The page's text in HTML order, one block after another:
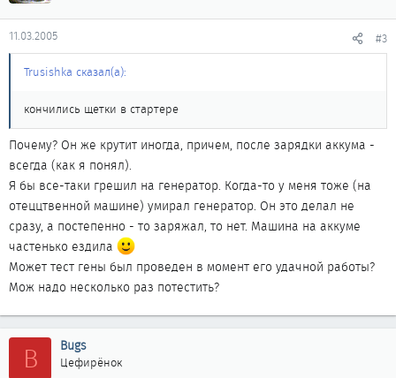
11.03.2005 #3
Trusishka сказал(а):
кончились щетки в стартере
Почему? Он же крутит иногда, причем, после зарядки аккума -
всегда (как я понял).
Я бы все-таки грешил на генератор. Когда-то у меня тоже (на
отеццтвенной машине) умирал генератор. Он это делал не
сразу, а постепенно - то заряжал, то нет. Машина на аккуме
частенько ездила
Может тест гены был проведен в момент его удачной работы?
Мож надо несколько раз потестить?
B Bugs
Цефирёнок